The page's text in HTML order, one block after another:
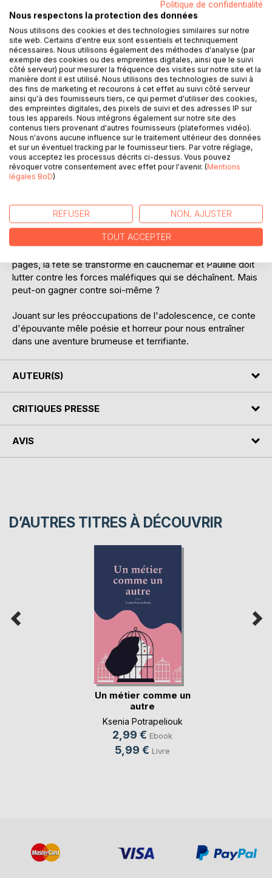
AJOUTER AU PANIER
Ajouter à ma liste d'envies
Laisser un avis
DESCRIPTION
Limoges et attire les soeurs Trawick. Pauline, victime d'une
étrange malédiction, assiste à des événements inquiétants
qui frappent sa rivale. Une voyante aux paupières cousues,
pages, la fête se transforme en cauchemar et Pauline doit
lutter contre les forces maléfiques qui se déchaînent. Mais
peut-on gagner contre soi-même ?
Jouant sur les préoccupations de l'adolescence, ce conte
d'épouvante mêle poésie et horreur pour nous entraîner
dans une aventure brumeuse et terrifiante.
AUTEUR(S)
CRITIQUES PRESSE
AVIS
D’AUTRES TITRES À DÉCOUVRIR
Un métier comme un
autre
Ksenia Potrapeliouk
2,99 € Ebook
5,99 € Livre
Politique de confidentialité
Nous respectons la protection des données
Nous utilisons des cookies et des technologies similaires sur notre
site web. Certains d'entre eux sont essentiels et techniquement
nécessaires. Nous utilisons également des méthodes d'analyse (par
exemple des cookies ou des empreintes digitales, ainsi que le suivi
côté serveur) pour mesurer la fréquence des visites sur notre site et la
manière dont il est utilisé. Nous utilisons des technologies de suivi à
des fins de marketing et recourons à cet effet au suivi côté serveur
ainsi qu'à des fournisseurs tiers, ce qui permet d'utiliser des cookies,
des empreintes digitales, des pixels de suivi et des adresses IP sur
tous les appareils. Nous intégrons également sur notre site des
contenus tiers provenant d'autres fournisseurs (plateformes vidéo).
Nous n'avons aucune influence sur le traitement ultérieur des données
et sur un éventuel tracking par le fournisseur tiers. Par votre réglage,
vous acceptez les processus décrits ci-dessus. Vous pouvez
révoquer votre consentement avec effet pour l'avenir. (Mentions
légales BoD)
REFUSER NON, AJUSTER
TOUT ACCEPTER